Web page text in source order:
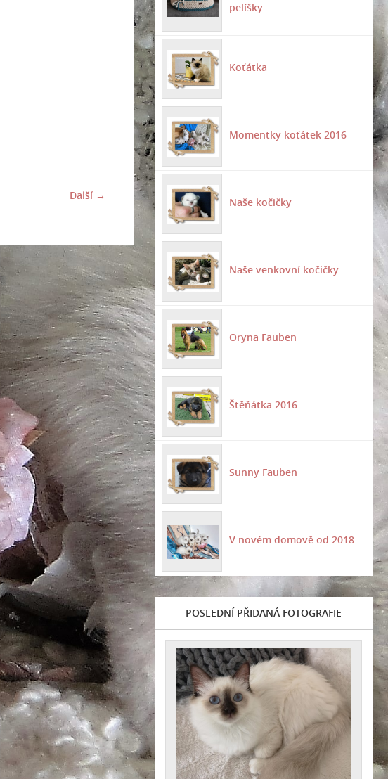
Další →
pelíšky
Koťátka
Momentky koťátek 2016
Naše kočičky
Naše venkovní kočičky
Oryna Fauben
Štěňátka 2016
Sunny Fauben
V novém domově od 2018
POSLEDNÍ PŘIDANÁ FOTOGRAFIE